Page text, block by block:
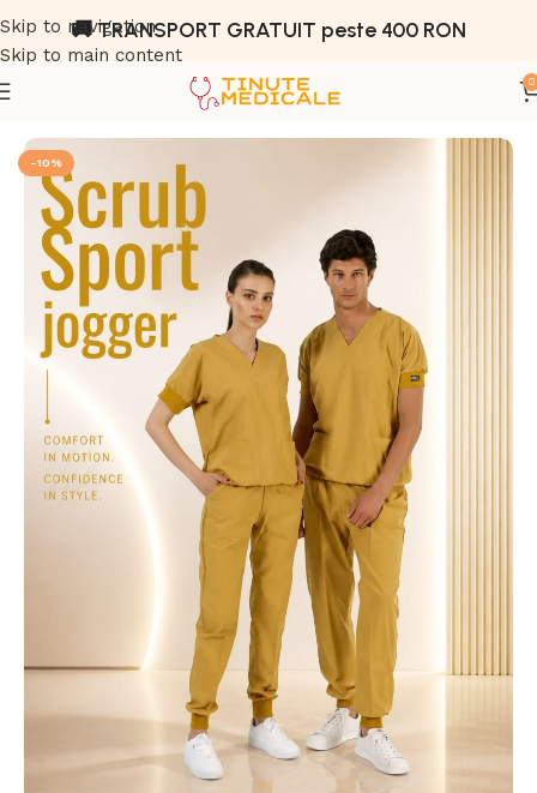
Skip to navigation
Skip to main content
🚚 TRANSPORT GRATUIT peste 400 RON
0
Magazin Tinute Medicale
-10%